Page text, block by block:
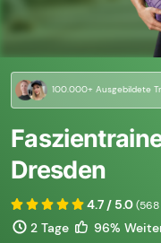
100.000+ Ausgebildete
Dresden
4.7 / 5.0
2 Tage
96%